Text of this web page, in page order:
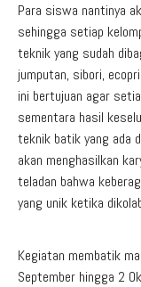
Para siswa nantinya
sehingga setiap
teknik yang sudah
jumputan, sibori,
ini bertujuan agar
sementara hasil
teknik batik yang ada
akan menghasilkan
teladan bahwa
yang unik ketika
Kegiatan membatik
September hingga 2